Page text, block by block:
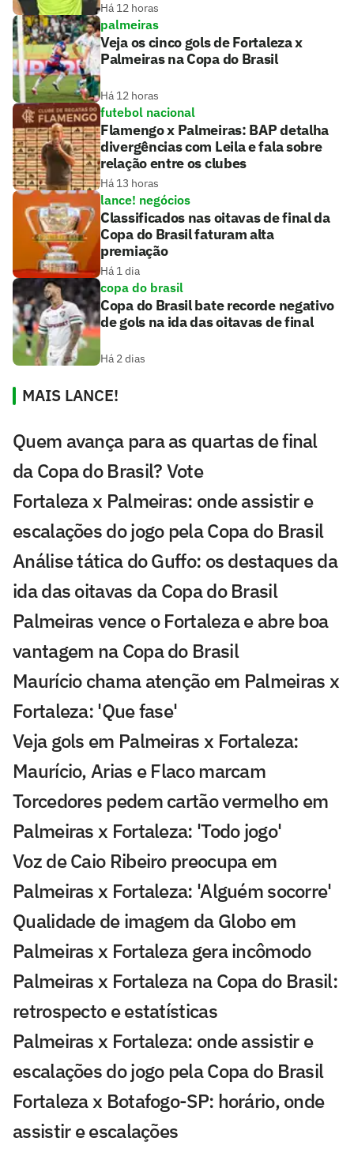
Há 12 horas
palmeiras
Veja os cinco gols de Fortaleza x
Palmeiras na Copa do Brasil
Há 12 horas
futebol nacional
Flamengo x Palmeiras: BAP detalha
divergências com Leila e fala sobre
relação entre os clubes
Há 13 horas
lance! negócios
Classificados nas oitavas de final da
Copa do Brasil faturam alta
premiação
Há 1 dia
copa do brasil
Copa do Brasil bate recorde negativo
de gols na ida das oitavas de final
Há 2 dias
MAIS LANCE!
Quem avança para as quartas de final
da Copa do Brasil? Vote
Fortaleza x Palmeiras: onde assistir e
escalações do jogo pela Copa do Brasil
Análise tática do Guffo: os destaques da
ida das oitavas da Copa do Brasil
Palmeiras vence o Fortaleza e abre boa
vantagem na Copa do Brasil
Maurício chama atenção em Palmeiras x
Fortaleza: 'Que fase'
Veja gols em Palmeiras x Fortaleza:
Maurício, Arias e Flaco marcam
Torcedores pedem cartão vermelho em
Palmeiras x Fortaleza: 'Todo jogo'
Voz de Caio Ribeiro preocupa em
Palmeiras x Fortaleza: 'Alguém socorre'
Qualidade de imagem da Globo em
Palmeiras x Fortaleza gera incômodo
Palmeiras x Fortaleza na Copa do Brasil:
retrospecto e estatísticas
Palmeiras x Fortaleza: onde assistir e
escalações do jogo pela Copa do Brasil
Fortaleza x Botafogo-SP: horário, onde
assistir e escalações